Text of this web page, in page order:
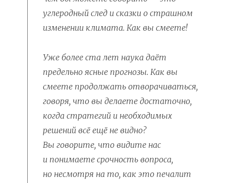
углеродный след и сказки о страшном
изменении климата. Как вы смеете!
Уже более ста лет наука даёт
предельно ясные прогнозы. Как вы
смеете продолжать отворачиваться,
говоря, что вы делаете достаточно,
когда стратегий и необходимых
решений всё ещё не видно?
Вы говорите, что видите нас
и понимаете срочность вопроса,
но несмотря на то, как это печалит